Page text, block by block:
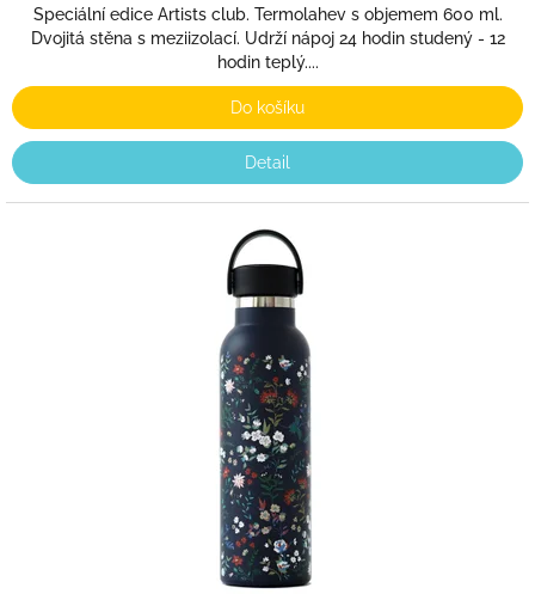
Speciální edice Artists club. Termolahev s objemem 600 ml.
Dvojitá stěna s meziizolací. Udrží nápoj 24 hodin studený - 12
hodin teplý....
Do košíku
Detail